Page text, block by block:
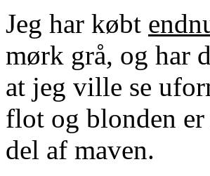
Jeg har købt
mørk grå, og har
at jeg ville se
flot og blonden er
del af maven.